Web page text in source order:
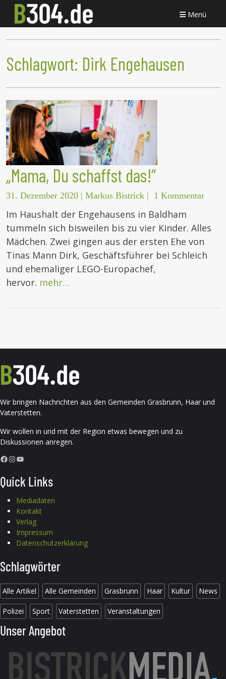
Menü
Schlagwort: Dirk Engehausen
„Mama, Du schaffst das!“
31. Dezember 2020 | Markus Bistrick | 1 Kommentar
Im Haushalt der Engehausens in Baldham
tummeln sich bisweilen bis zu vier Kinder. Alles
Mädchen. Zwei gingen aus der ersten Ehe von
Tinas Mann Dirk, Geschäftsführer bei Schleich
und ehemaliger LEGO-Europachef,
hervor. mehr…
Wir bringen Nachrichten aus den Gemeinden Grasbrunn, Haar und
Vaterstetten.
Wir wollen in und mit der Region etwas bewegen und zu
Diskussionen anregen.
Facebook InstagramYouTube
Quick Links
Mediadaten
Kontakt
Verlag
Impressum
Datenschutzerklärung
Schlagwörter
Alle Artikel Alle Gemeinden Grasbrunn Haar Kultur News
Polizei Sport Vaterstetten Veranstaltungen
Unser Angebot